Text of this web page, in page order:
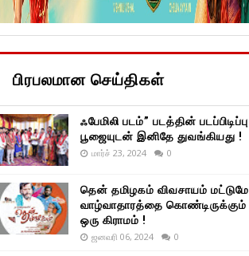
பிரபலமான செய்திகள்
ஃபேமிலி படம்” படத்தின் படப்பிடிப்பு
பூஜையுடன் இனிதே துவங்கியது !
மார்ச் 23, 2024 0
தென் தமிழகம் விவசாயம் மட்டுமே
வாழ்வாதாரத்தை கொண்டிருக்கும்
ஒரு கிராமம் !
ஜனவரி 06, 2024 0